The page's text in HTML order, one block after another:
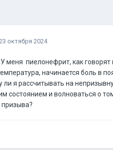
октября 2024
меня пиелонефрит, как
начинается боль в
ли я рассчитывать на
состоянием и волноваться о
призыва?